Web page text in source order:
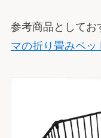
参考商品としてお
マの折り畳みペッ